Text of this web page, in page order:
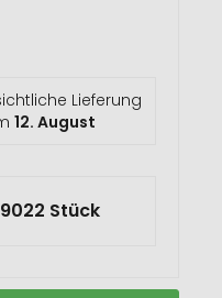
Lieferung
12. August
9022 Stück